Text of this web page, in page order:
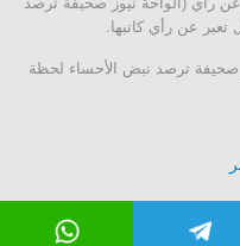
عن رأي كاتبها.
صحيفة ترصد نبض الأحساء لحظة